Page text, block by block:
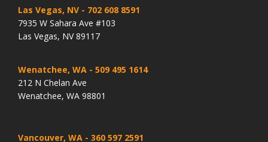
Las Vegas, NV - 702 608 8591
7935 W Sahara Ave #103
Las Vegas, NV 89117
Wenatchee, WA - 509 495 1614
212 N Chelan Ave
Wenatchee, WA 98801
Vancouver, WA - 360 597 2591